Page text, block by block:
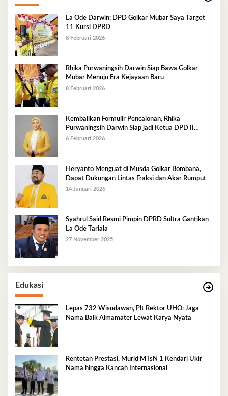
La Ode Darwin: DPD Golkar Mubar Saya Target
11 Kursi DPRD
8 Februari 2026
Rhika Purwaningsih Darwin Siap Bawa Golkar
Mubar Menuju Era Kejayaan Baru
8 Februari 2026
Kembalikan Formulir Pencalonan, Rhika
Purwaningsih Darwin Siap jadi Ketua DPD II
Golkar Mubar
6 Februari 2026
Heryanto Menguat di Musda Golkar Bombana,
Dapat Dukungan Lintas Fraksi dan Akar Rumput
14 Januari 2026
Syahrul Said Resmi Pimpin DPRD Sultra Gantikan
La Ode Tariala
27 November 2025
Edukasi
Lepas 732 Wisudawan, Plt Rektor UHO: Jaga
Nama Baik Almamater Lewat Karya Nyata
Rentetan Prestasi, Murid MTsN 1 Kendari Ukir
Nama hingga Kancah Internasional